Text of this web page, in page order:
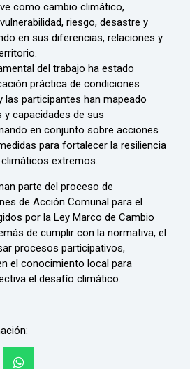
como cambio climático,
riesgo, desastre y
en sus diferencias, relaciones y
del trabajo ha estado
práctica de condiciones
las participantes han mapeado
y capacidades de sus
en conjunto sobre acciones
para fortalecer la resiliencia
extremos.
parte del proceso de
de Acción Comunal para el
por la Ley Marco de Cambio
de cumplir con la normativa, el
procesos participativos,
el conocimiento local para
el desafío climático.